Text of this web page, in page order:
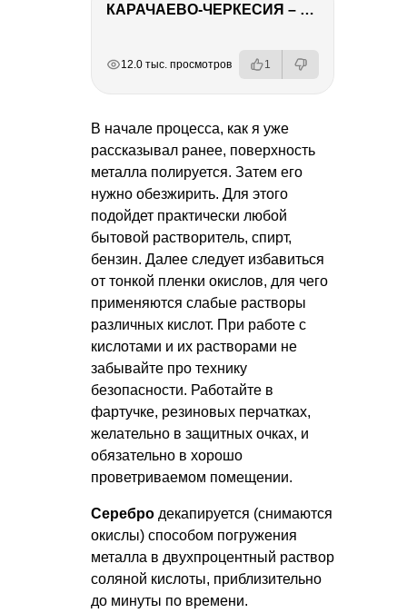
КАРАЧАЕВО-ЧЕРКЕСИЯ – ПУТЕШЕСТВИЕ НА КАВКАЗ часть 2
12.0 тыс. просмотров 1
В начале процесса, как я уже
рассказывал ранее, поверхность
металла полируется. Затем его
нужно обезжирить. Для этого
подойдет практически любой
бытовой растворитель, спирт,
бензин. Далее следует избавиться
от тонкой пленки окислов, для чего
применяются слабые растворы
различных кислот. При работе с
кислотами и их растворами не
забывайте про технику
безопасности. Работайте в
фартучке, резиновых перчатках,
желательно в защитных очках, и
обязательно в хорошо
проветриваемом помещении.
Серебро декапируется (снимаются
окислы) способом погружения
металла в двухпроцентный раствор
соляной кислоты, приблизительно
до минуты по времени.